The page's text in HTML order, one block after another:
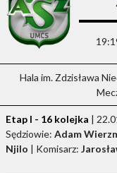
Hala im. Zdzisława
Etap I - 16 kolejka |
Sędziowie: Adam
Njilo | Komisarz: